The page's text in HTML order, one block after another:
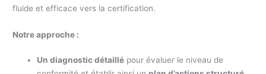
fluide et efficace vers la certification.
Notre approche :
Un diagnostic détaillé pour évaluer le niveau de